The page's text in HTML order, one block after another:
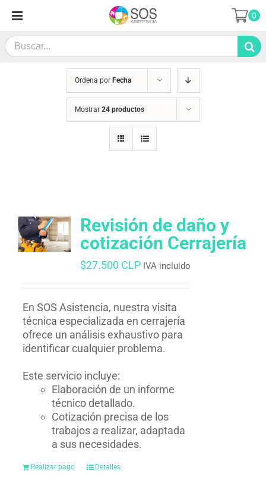
contenido
Search
for:
0
Ordena por Fecha
Mostrar 24 productos
Revisión de daño y
cotización Cerrajería
$27.500 CLP IVA incluido
En SOS Asistencia, nuestra visita
técnica especializada en cerrajería
ofrece un análisis exhaustivo para
identificar cualquier problema.
Este servicio incluye:
Elaboración de un informe
técnico detallado.
Cotización precisa de los
trabajos a realizar, adaptada
a sus necesidades.
Realizar pago Detalles